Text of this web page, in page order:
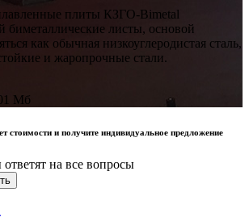
плиты КЗГО-Bimetal
биметаллические листы, основой
как обычная низкоуглеродистая сталь,
и жаропрочные стали.
Мб
стоимости и получите индивидуальное предложение
на все вопросы